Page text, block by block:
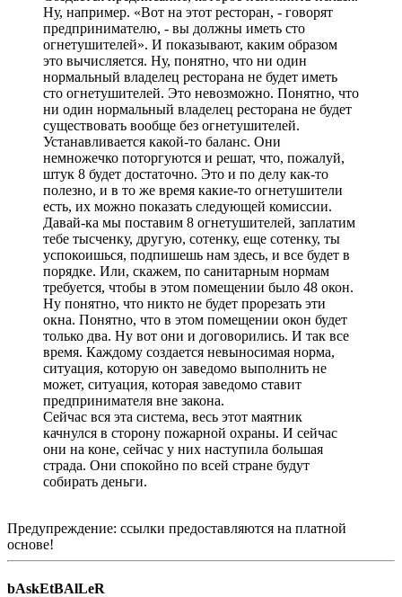
Ну, например. «Вот на этот ресторан, - говорят
предпринимателю, - вы должны иметь сто
огнетушителей». И показывают, каким образом
это вычисляется. Ну, понятно, что ни один
нормальный владелец ресторана не будет иметь
сто огнетушителей. Это невозможно. Понятно, что
ни один нормальный владелец ресторана не будет
существовать вообще без огнетушителей.
Устанавливается какой-то баланс. Они
немножечко поторгуются и решат, что, пожалуй,
штук 8 будет достаточно. Это и по делу как-то
полезно, и в то же время какие-то огнетушители
есть, их можно показать следующей комиссии.
Давай-ка мы поставим 8 огнетушителей, заплатим
тебе тысченку, другую, сотенку, еще сотенку, ты
успокоишься, подпишешь нам здесь, и все будет в
порядке. Или, скажем, по санитарным нормам
требуется, чтобы в этом помещении было 48 окон.
Ну понятно, что никто не будет прорезать эти
окна. Понятно, что в этом помещении окон будет
только два. Ну вот они и договорились. И так все
время. Каждому создается невыносимая норма,
ситуация, которую он заведомо выполнить не
может, ситуация, которая заведомо ставит
предпринимателя вне закона.
Сейчас вся эта система, весь этот маятник
качнулся в сторону пожарной охраны. И сейчас
они на коне, сейчас у них наступила большая
страда. Они спокойно по всей стране будут
собирать деньги.
Предупреждение: ссылки предоставляются на платной
основе!
bAskEtBAlLeR